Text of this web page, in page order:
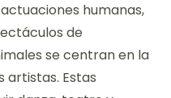
humanas,
de
se centran en la
artistas. Estas